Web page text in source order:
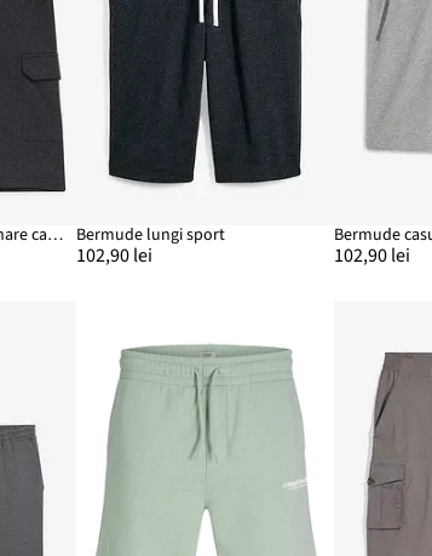
Bermude casual cu buzunare cargo 100% din bumbac organic Bermude lungi sport
102,90 lei 102,90 lei